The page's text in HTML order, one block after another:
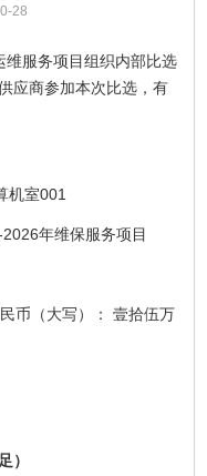
28
服务项目组织内部比选
应商参加本次比选，有
室001
年维保服务项目
（大写）： 壹拾伍万
）